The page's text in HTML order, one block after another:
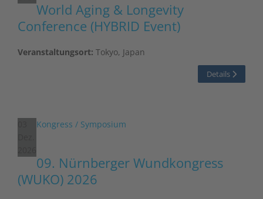
World Aging & Longevity
Conference (HYBRID Event)
Veranstaltungsort: Tokyo, Japan
Details
Kongress / Symposium
09. Nürnberger Wundkongress
(WUKO) 2026